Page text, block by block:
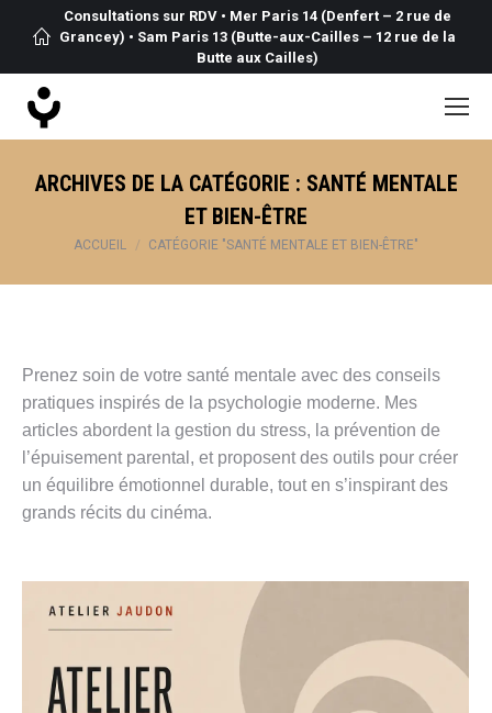
Consultations sur RDV • Mer Paris 14 (Denfert – 2 rue de
Grancey) • Sam Paris 13 (Butte-aux-Cailles – 12 rue de la
Butte aux Cailles)
ARCHIVES DE LA CATÉGORIE : SANTÉ MENTALE
ET BIEN-ÊTRE
Vous êtes ici :
ACCUEIL CATÉGORIE "SANTÉ MENTALE ET BIEN-ÊTRE"
Prenez soin de votre santé mentale avec des conseils
pratiques inspirés de la psychologie moderne. Mes
articles abordent la gestion du stress, la prévention de
l’épuisement parental, et proposent des outils pour créer
un équilibre émotionnel durable, tout en s’inspirant des
grands récits du cinéma.